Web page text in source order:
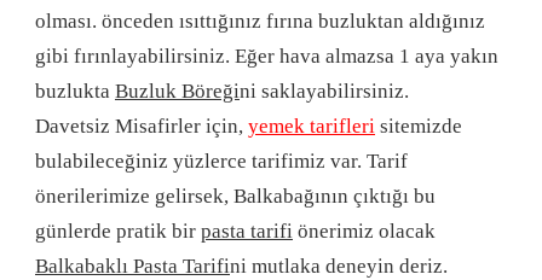
olması. önceden ısıttığınız fırına buzluktan aldığınız
gibi fırınlayabilirsiniz. Eğer hava almazsa 1 aya yakın
buzlukta Buzluk Böreğini saklayabilirsiniz.
Davetsiz Misafirler için, yemek tarifleri sitemizde
bulabileceğiniz yüzlerce tarifimiz var. Tarif
önerilerimize gelirsek, Balkabağının çıktığı bu
günlerde pratik bir pasta tarifi önerimiz olacak
Balkabaklı Pasta Tarifini mutlaka deneyin deriz.